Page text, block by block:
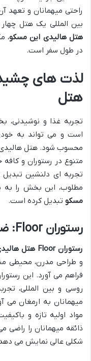
راحتی میهمانان و تعهد
بین المللی یک هتل
هتل هالیدی این مسکو،
در طول سفر است.
لذت های
هتل
تجربه غذا و نوشیدنی،
است و می تواند به
محسوب شود. هتل هالیدی
متنوع در رستوران و
تجربه ای دلنشین
مطلوب، این بخش را به
مسکو تبدیل کرده است.
رستوران Floor: ضیافتی از طعم ها
رستوران Floor هتل هالیدی این مسکو سوشفسکی
و طراحی مدرن، محیطی
فراهم می آورد. این
روسی و بین المللی،
میهمانان به ارمغان می
مواد اولیه تازه و
ذائقه میهمانان را راضی
شکلی عالی نمایش می